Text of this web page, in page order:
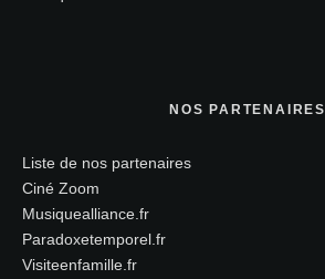
NOS PARTENAIRES
Liste de nos partenaires
Ciné Zoom
Musiquealliance.fr
Paradoxetemporel.fr
Visiteenfamille.fr